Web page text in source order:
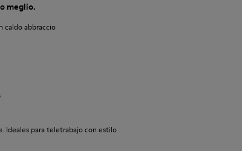
meglio.
caldo abbraccio
Ideales para teletrabajo con estilo